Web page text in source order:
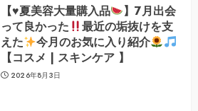
【♥️夏美容大量購入品
】7月出会
って良かった
最近の垢抜けを支
えた
今月のお気に入り紹介
【コスメ | スキンケア 】
2026年8月3日